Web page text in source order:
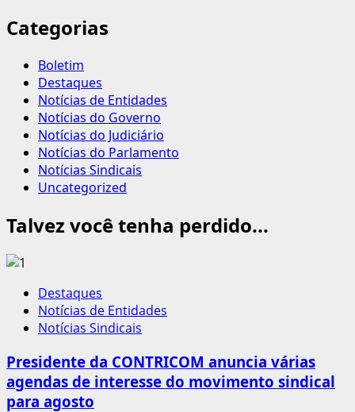
Categorias
Boletim
Destaques
Notícias de Entidades
Notícias do Governo
Notícias do Judiciário
Notícias do Parlamento
Notícias Sindicais
Uncategorized
Talvez você tenha perdido...
Destaques
Notícias de Entidades
Notícias Sindicais
Presidente da CONTRICOM anuncia várias
agendas de interesse do movimento sindical
para agosto